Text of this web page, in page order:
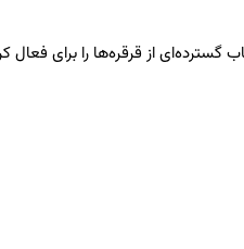
گسترده‌ای از قرقره‌ها را برای